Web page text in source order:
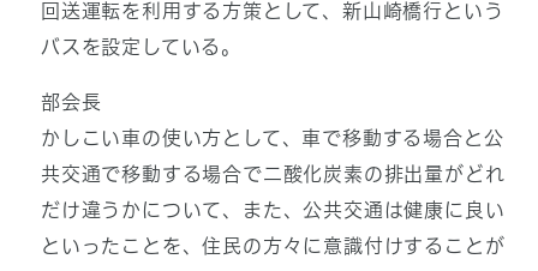
回送運転を利用する方策として、新山崎橋行という
バスを設定している。
部会長
かしこい車の使い方として、車で移動する場合と公
共交通で移動する場合で二酸化炭素の排出量がどれ
だけ違うかについて、また、公共交通は健康に良い
といったことを、住民の方々に意識付けすることが